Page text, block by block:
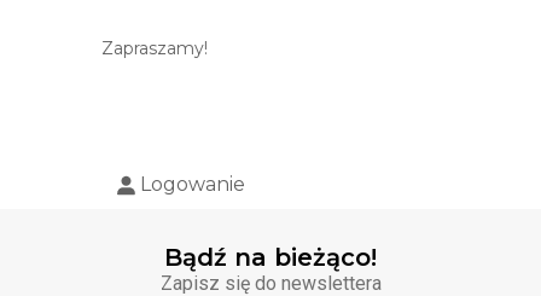
Zapraszamy!
Logowanie
Bądź na bieżąco!
Zapisz się do newslettera